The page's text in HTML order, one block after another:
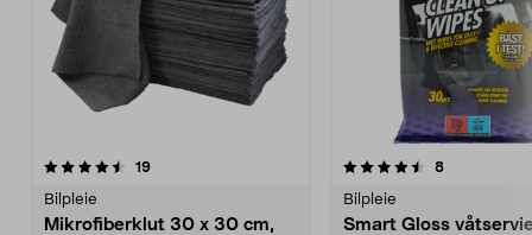
19anmeldelser
Bilpleie
Mikrofiberklut 30 x 30 cm,
4.5 av 5 stjerner 8anmeldelser
Bilpleie
Smart Gloss
4.0 av 5 stjerner